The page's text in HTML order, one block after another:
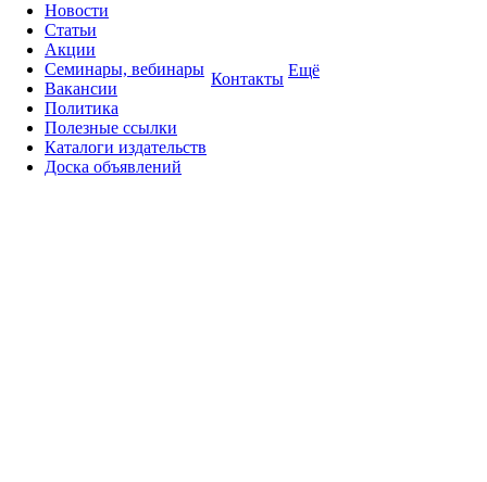
Новости
Статьи
Акции
Семинары, вебинары
Вакансии
Политика
Полезные ссылки
Каталоги издательств
Доска объявлений
Контакты Ещё